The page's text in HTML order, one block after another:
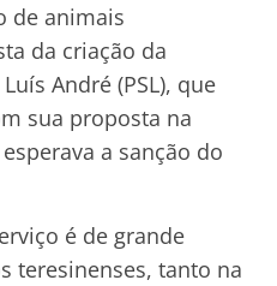
de animais
da criação da
André (PSL), que
sua proposta na
a sanção do
é de grande
teresinenses, tanto na